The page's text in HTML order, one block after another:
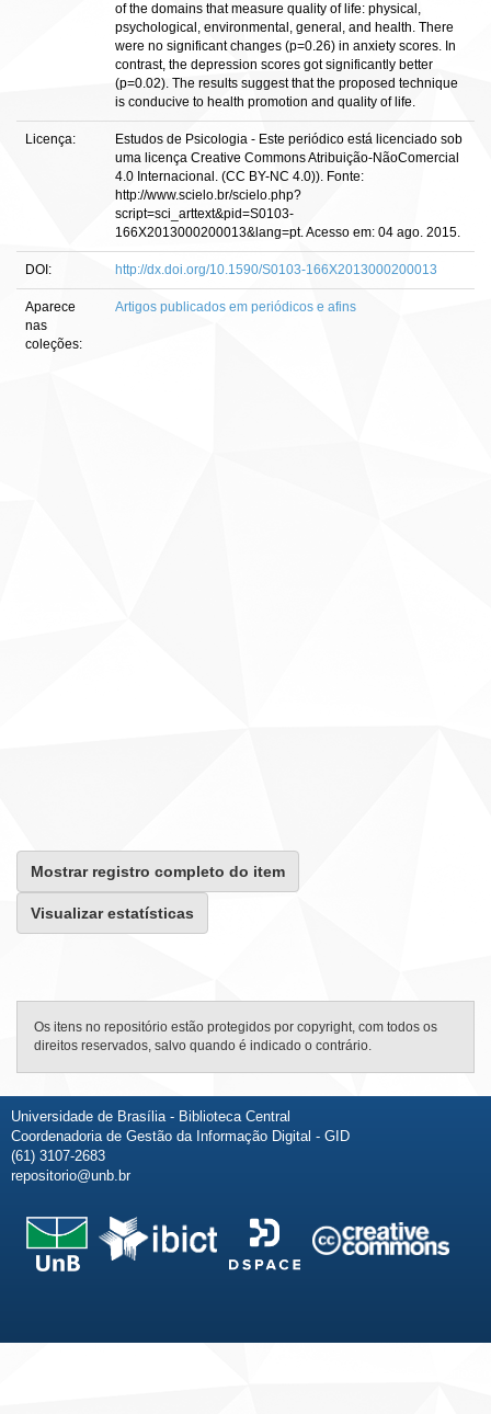
of the domains that measure quality of life: physical,
psychological, environmental, general, and health. There
were no significant changes (p=0.26) in anxiety scores. In
contrast, the depression scores got significantly better
(p=0.02). The results suggest that the proposed technique
is conducive to health promotion and quality of life.
Licença:
Estudos de Psicologia - Este periódico está licenciado sob
uma licença Creative Commons Atribuição-NãoComercial
4.0 Internacional. (CC BY-NC 4.0)). Fonte:
http://www.scielo.br/scielo.php?
script=sci_arttext&pid=S0103-
166X2013000200013&lang=pt. Acesso em: 04 ago. 2015.
DOI: http://dx.doi.org/10.1590/S0103-166X2013000200013
Aparece
nas
coleções:
Artigos publicados em periódicos e afins
Mostrar registro completo do item
Visualizar estatísticas
Os itens no repositório estão protegidos por copyright, com todos os
direitos reservados, salvo quando é indicado o contrário.
Universidade de Brasília - Biblioteca Central
Coordenadoria de Gestão da Informação Digital - GID
(61) 3107-2683
repositorio@unb.br